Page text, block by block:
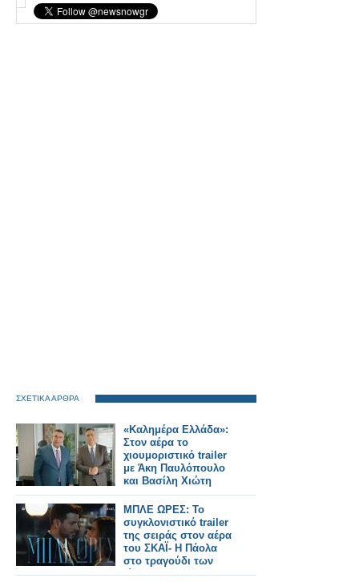
ΣΧΕΤΙΚΑ ΑΡΘΡΑ
«Καλημέρα Ελλάδα»:
Στον αέρα το
χιουμοριστικό trailer
με Άκη Παυλόπουλο
και Βασίλη Χιώτη
ΜΠΛΕ ΩΡΕΣ: Το
συγκλονιστικό trailer
της σειράς στον αέρα
του ΣΚΑΪ- Η Πάολα
στο τραγούδι των
τίτλων